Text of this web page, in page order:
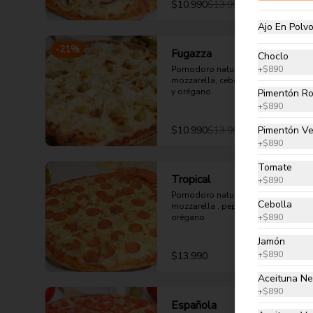
$10.990$13.990
-21% Fugazza
Pomodoro natural, queso
mozzarella, cebolla, aceituna verde
y orégano.
$10.990$13.990
Tropical
Pomodoro natural, queso
mozzarella , pepperoni, piña y
orégano.
$13.990
Española
Ajo En Polvo
Choclo
+$890
Pimentón
+$890
Pimentón
+$890
Tomate
+$890
Cebolla
+$890
Jamón
+$890
Aceituna
+$890